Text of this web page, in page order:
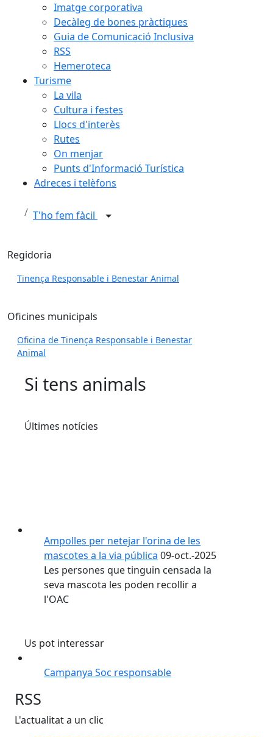
Imatge corporativa
Decàleg de bones pràctiques
Guia de Comunicació Inclusiva
RSS
Hemeroteca
Turisme
La vila
Cultura i festes
Llocs d'interès
Rutes
On menjar
Punts d'Informació Turística
Adreces i telèfons
T'ho fem fàcil
Regidoria
Tinença Responsable i Benestar Animal
Oficines municipals
Oficina de Tinença Responsable i Benestar
Animal
Si tens animals
Últimes notícies
Ampolles per netejar l'orina de les
mascotes a la via pública 09-oct.-2025
Les persones que tinguin censada la
seva mascota les poden recollir a
l'OAC
Us pot interessar
Campanya Soc responsable
RSS
L'actualitat a un clic